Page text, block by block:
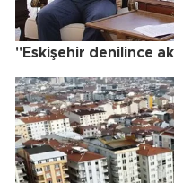
"Eskişehir denilince